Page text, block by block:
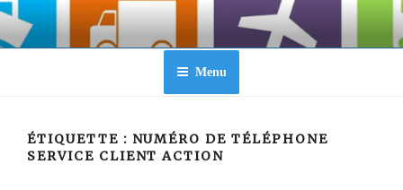
Aller
contenu
Menu
ÉTIQUETTE : NUMÉRO DE TÉLÉPHONE
SERVICE CLIENT ACTION